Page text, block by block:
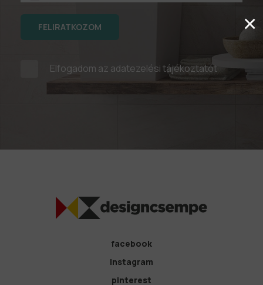
FELIRATKOZOM
Elfogadom az adatezelési tájékoztatót
facebook
instagram
pinterest
×